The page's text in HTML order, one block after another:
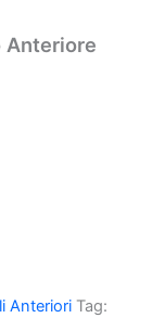
Anteriore
Anteriori Tag: